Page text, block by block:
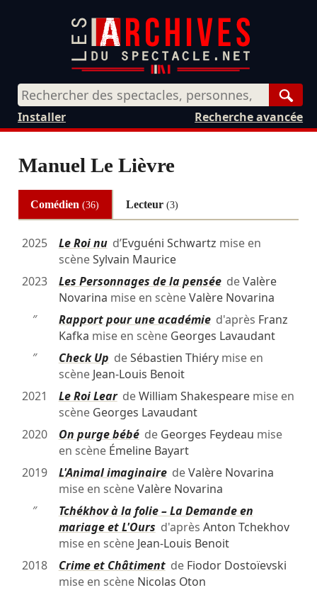
Recherche avancée
Installer
Manuel Le Lièvre
Comédien(36) Lecteur (3)
2025 Le Roi nud’Evguéni Schwartz mise en
scèneSylvain Maurice
2023
Les Personnages de la penséedeValère
Novarina mise en scèneValère Novarina
″
Rapport pour une académied'après Franz
Kafka mise en scène Georges Lavaudant
″
Check Up deSébastien Thiérymise en
scène Jean-Louis Benoit
2021
Le Roi LeardeWilliam Shakespearemise en
scène Georges Lavaudant
2020
On purge bébéde Georges Feydeau mise
en scène Émeline Bayart
2019
L'Animal imaginairedeValère Novarina
mise en scèneValère Novarina
″
Tchékhov à la folie – La Demande en
mariage et L'Ours d'après Anton Tchekhov
mise en scène Jean-Louis Benoit
2018
Crime et Châtimentde Fiodor Dostoïevski
mise en scène Nicolas Oton